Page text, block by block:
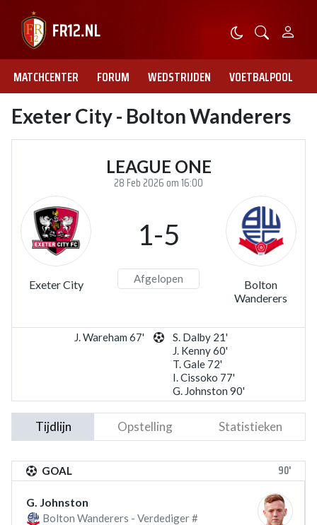
MATCHCENTER FORUM WEDSTRIJDEN VOETBALPOOL
Exeter City - Bolton Wanderers
LEAGUE ONE
28 Feb 2026 om 16:00
Exeter City
1-5
Afgelopen
Bolton
Wanderers
J. Wareham 67'
S. Dalby 21'
J. Kenny 60'
T. Gale 72'
I. Cissoko 77'
G. Johnston 90'
Tijdlijn Opstelling Statistieken
GOAL 90'
G. Johnston
Bolton Wanderers - Verdediger #